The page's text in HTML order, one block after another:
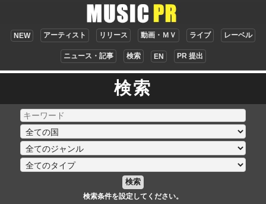
NEW アーティスト リリース 動画・ＭＶ ライブ レーベル
ニュース・記事 検索 EN PR 提出
検索
検索
検索条件を設定してください。